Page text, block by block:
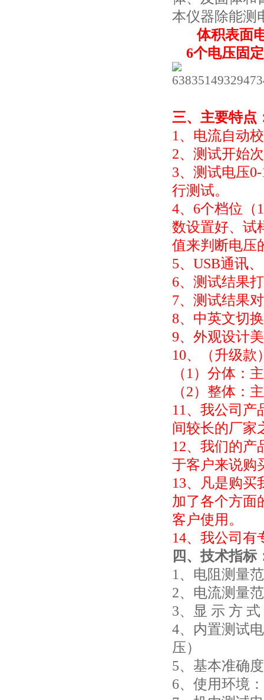
本仪器除能测
体积表
6个电压固定
三、主要特点
1、电流自动
2、测试开始
3、测试电压
行测试。
4、6个档位（
数设置好、试
值来判断电压
5、USB通讯
6、测试结果
7、测试结果
8、中英文切
9、外观设计
10、（升级款
（1）分体：
（2）整体：
11、我公司产
间较长的厂家
12、我们的产
于客户来说购
13、凡是购买
加了各个方面
客户使用。
14、我公司有
四、技术指标
1、电阻测量
2、电流测量
3、显 示 方
4、内置测试
压）
5、基本准确
6、使用环境